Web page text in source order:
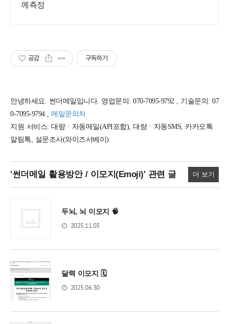
께측정
공감 구독하기
안녕하세요. 썬더메일입니다. 영업문의: 070-7095-9792 , 기술문의: 07
0-7095-9794 , 메일문의처
지원 서비스: 대량ㆍ자동메일(API포함), 대량ㆍ자동SMS, 카카오톡
알림톡, 설문조사(와이즈서베이)
'썬더메일 활용방안 / 이모지(Emoji)'관련 글 더 보기
두뇌, 뇌 이모지 🧠
2025.11.03
달력 이모지 🗓️
2025.06.30